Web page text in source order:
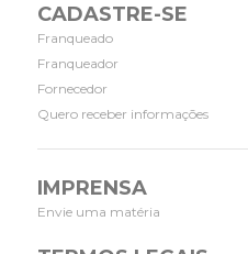
CADASTRE-SE
Franqueado
Franqueador
Fornecedor
Quero receber informações
IMPRENSA
Envie uma matéria